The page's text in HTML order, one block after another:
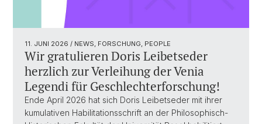
11. JUNI 2026 / NEWS, FORSCHUNG, PEOPLE
Wir gratulieren Doris Leibetseder
herzlich zur Verleihung der Venia
Legendi für Geschlechterforschung!
Ende April 2026 hat sich Doris Leibetseder mit ihrer
kumulativen Habilitationsschrift an der Philosophisch-